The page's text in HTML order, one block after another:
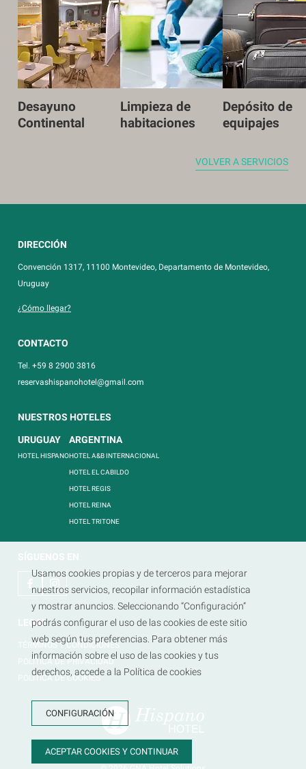
Desayuno
Continental
Limpieza de
habitaciones
Depósito de
equipajes
VOLVER A SERVICIOS
DIRECCIÓN
Convención 1317, 11100 Montevideo, Departamento de Montevideo,
Uruguay
¿Cómo llegar?
CONTACTO
Tel. +59 8 2900 3816
reservashispanohotel@gmail.com
NUESTROS HOTELES
URUGUAY
HOTEL HISPANO
ARGENTINA
HOTEL A&B INTERNACIONAL
HOTEL EL CABILDO
HOTEL REGIS
HOTEL REINA
HOTEL TRITONE
SÍGUENOS EN
LEGAL
TÉRMINOS Y CONDICIONES
POLÍTICA DE PRIVACIDAD
POLÍTICA DE COOKIES
Usamos cookies propias y de terceros para mejorar
nuestros servicios, recopilar información estadística
y mostrar anuncios. Seleccionando “Configuración”
podrás configurar el uso de las cookies de este sitio
web según tus preferencias. Para obtener más
información sobre el uso de las cookies y tus
derechos, accede a la Política de cookies
CONFIGURACIÓN
ACEPTAR COOKIES Y CONTINUAR